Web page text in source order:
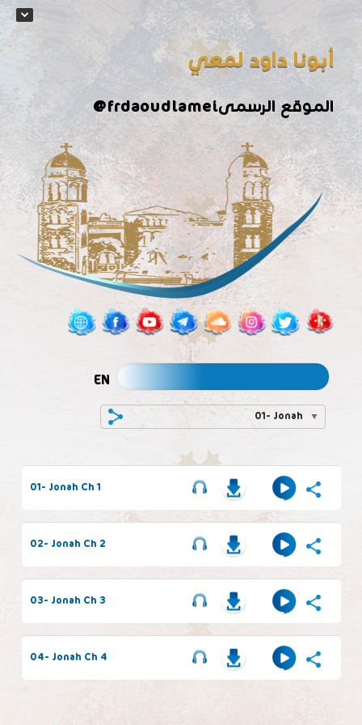
EN
أبونا داود لمعي
الموقع الرسمى@frdaoudlamei
01- Jonah
01- Jonah Ch 1
02- Jonah Ch 2
03- Jonah Ch 3
04- Jonah Ch 4